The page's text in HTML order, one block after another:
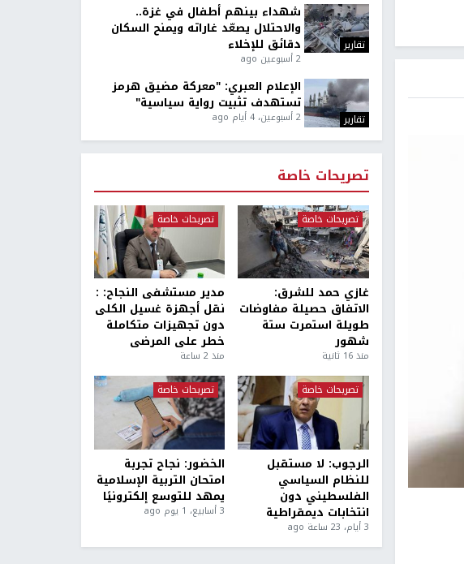
تقارير
شهداء بينهم أطفال في غزة..
والاحتلال يصعّد غاراته ويمنح السكان
دقائق للإخلاء
2 أسبوعين ago
تقارير
الإعلام العبري: "معركة مضيق هرمز
تستهدف تثبيت رواية سياسية"
2 أسبوعين، 4 أيام ago
تصريحات خاصة
تصريحات خاصة
غازي حمد للشرق:
الاتفاق حصيلة مفاوضات
طويلة استمرت ستة
شهور
منذ 16 ثانية
تصريحات خاصة
مدير مستشفى النجاح: :
نقل أجهزة غسيل الكلى
دون تجهيزات متكاملة
خطر على المرضى
منذ 2 ساعة
تصريحات خاصة
الرجوب: لا مستقبل
للنظام السياسي
الفلسطيني دون
انتخابات ديمقراطية
3 أيام، 23 ساعة ago
تصريحات خاصة
الخضور: نجاح تجربة
امتحان التربية الإسلامية
يمهد للتوسع إلكترونيًا
3 أسابيع، 1 يوم ago